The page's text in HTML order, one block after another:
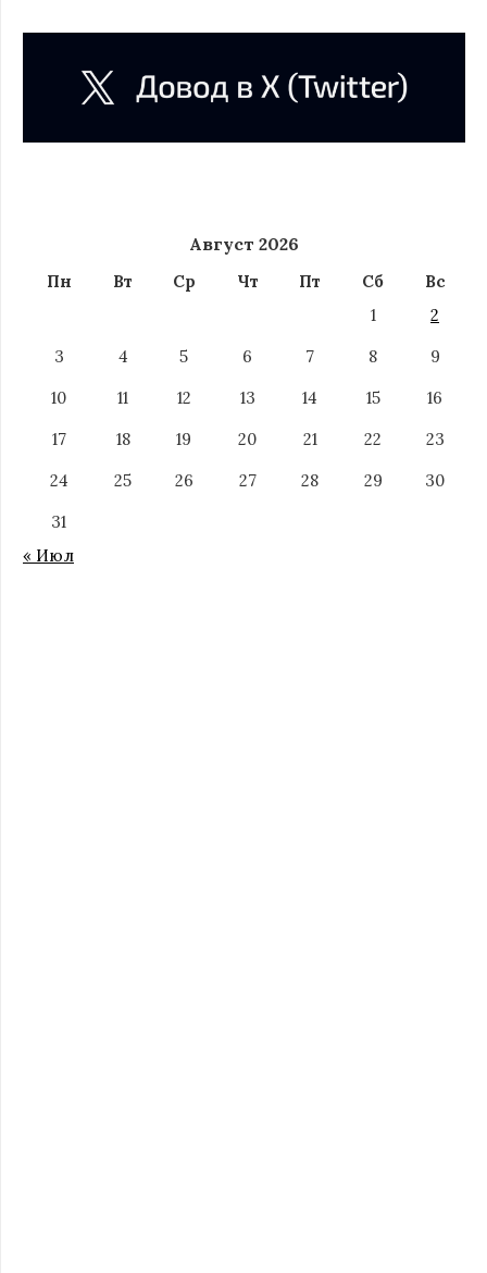
Август 2026
Пн Вт Ср Чт Пт Сб
Вс
1
2
3
4 5 6 7 8
9
10
11 12 13 14 15
16
17
18 19 20 21 22
23
24
25 26 27 28 29
30
31
« Июл